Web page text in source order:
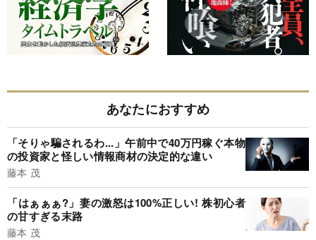
あなたにおすすめ
「そりゃ騙されるわ...」午前中で40万円稼ぐ本物
の投資家と怪しい情報商材の決定的な違い
藤本 茂
「はぁぁぁ?」妻の激怒は100%正しい! 株初心者
の甘すぎる末路
藤本 茂